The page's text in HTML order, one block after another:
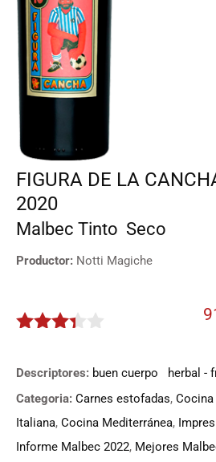
FIGURA DE LA
2020
Malbec Tinto Seco
Productor: Notti Magiche
Descriptores: buen cuerpo herbal -
Categoria: Carnes estofadas,
Italiana, Cocina Mediterránea,
Informe Malbec 2022, Mejores